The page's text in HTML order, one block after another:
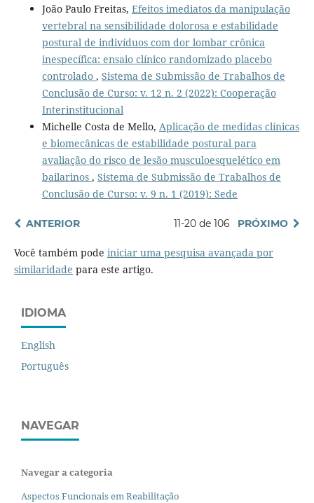
João Paulo Freitas, Efeitos imediatos da manipulação
vertebral na sensibilidade dolorosa e estabilidade
postural de indivíduos com dor lombar crônica
inespecífica: ensaio clínico randomizado placebo
controlado , Sistema de Submissão de Trabalhos de
Conclusão de Curso: v. 12 n. 2 (2022): Cooperação
Interinstitucional
Michelle Costa de Mello, Aplicação de medidas clínicas
e biomecânicas de estabilidade postural para
avaliação do risco de lesão musculoesquelético em
bailarinos , Sistema de Submissão de Trabalhos de
Conclusão de Curso: v. 9 n. 1 (2019): Sede
ANTERIOR 11-20 de 106 PRÓXIMO
Você também pode iniciar uma pesquisa avançada por
similaridade para este artigo.
IDIOMA
English
Português
NAVEGAR
Navegar a categoria
Aspectos Funcionais em Reabilitação